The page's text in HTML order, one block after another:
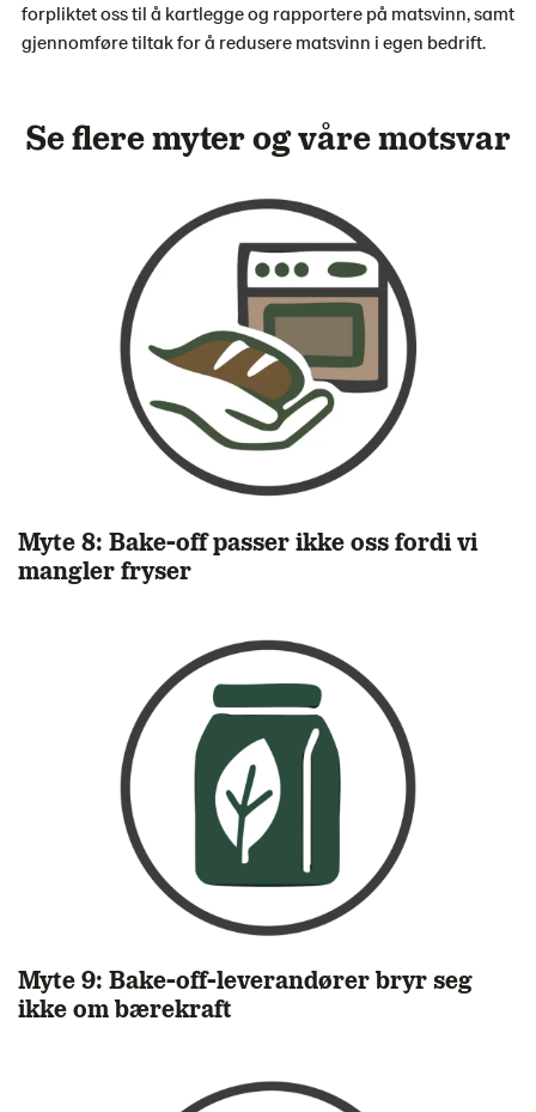
forpliktet oss til å kartlegge og rapportere på matsvinn, samt
gjennomføre tiltak for å redusere matsvinn i egen bedrift.
Se flere myter og våre motsvar
Myte 8: Bake-off passer ikke oss fordi vi
mangler fryser
Myte 9: Bake-off-leverandører bryr seg
ikke om bærekraft